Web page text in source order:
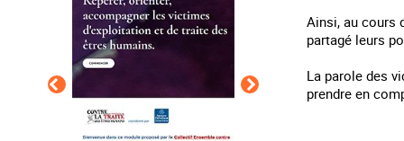
Ainsi, au cours
partagé leurs
La parole des
prendre en